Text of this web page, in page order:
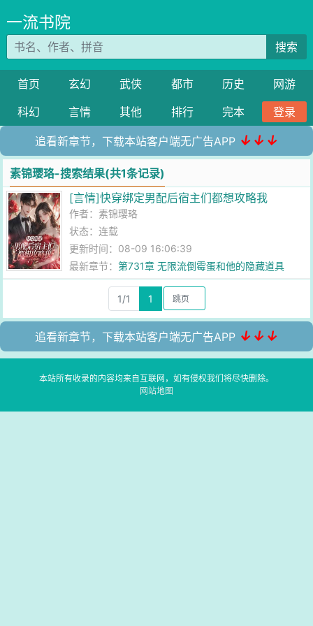
一流书院
搜索
首页 玄幻 武侠 都市 历史
网游
科幻
言情 其他 排行 完本 登录
追看新章节，下载本站客户端无广告APP ↓↓↓
素锦璎珞-搜索结果(共1条记录)
[言情]快穿绑定男配后宿主们都想攻略我
作者： 素锦璎珞
状态：连载
更新时间：08-09 16:06:39
最新章节：第731章 无限流倒霉蛋和他的隐藏道具
（1）
1/1
1
追看新章节，下载本站客户端无广告APP ↓↓↓
本站所有收录的内容均来自互联网，如有侵权我们将尽快删除。
网站地图